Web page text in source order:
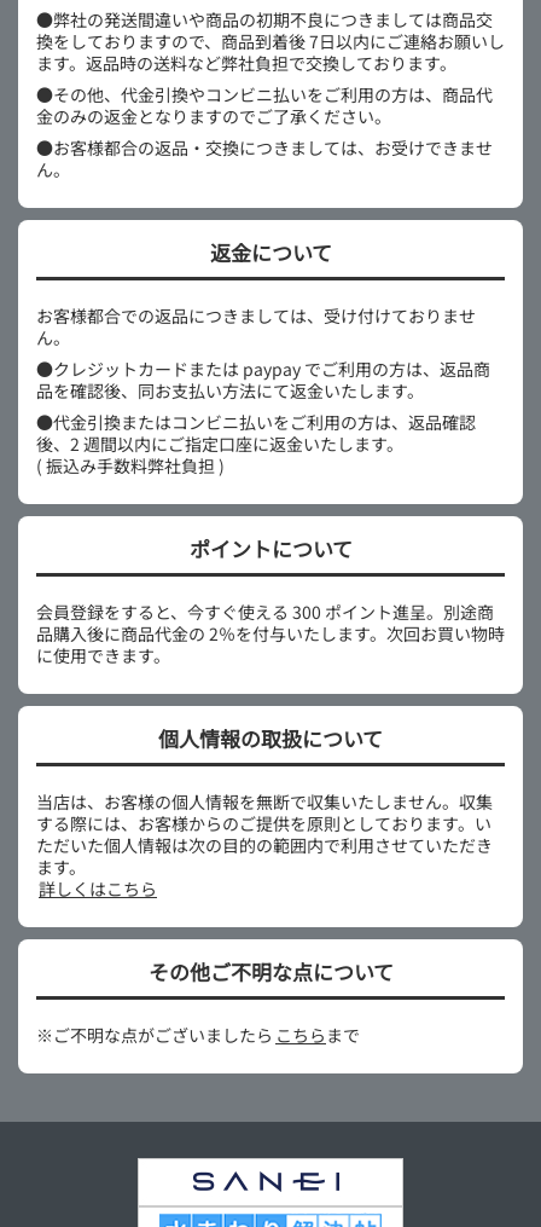
●弊社の発送間違いや商品の初期不良につきましては商品交
換をしておりますので、商品到着後 7日以内にご連絡お願いし
ます。返品時の送料など弊社負担で交換しております。
●その他、代金引換やコンビニ払いをご利用の方は、商品代
金のみの返金となりますのでご了承ください。
●お客様都合の返品・交換につきましては、お受けできませ
ん。
返金について
お客様都合での返品につきましては、受け付けておりませ
ん。
●クレジットカードまたは paypay でご利用の方は、返品商
品を確認後、同お支払い方法にて返金いたします。
●代金引換またはコンビニ払いをご利用の方は、返品確認
後、2 週間以内にご指定口座に返金いたします。
( 振込み手数料弊社負担 )
ポイントについて
会員登録をすると、今すぐ使える 300 ポイント進呈。別途商
品購入後に商品代金の 2％を付与いたします。次回お買い物時
に使用できます。
個人情報の取扱について
当店は、お客様の個人情報を無断で収集いたしません。収集
する際には、お客様からのご提供を原則としております。い
ただいた個人情報は次の目的の範囲内で利用させていただき
ます。
詳しくはこちら
その他ご不明な点について
※ご不明な点がございましたら こちら まで